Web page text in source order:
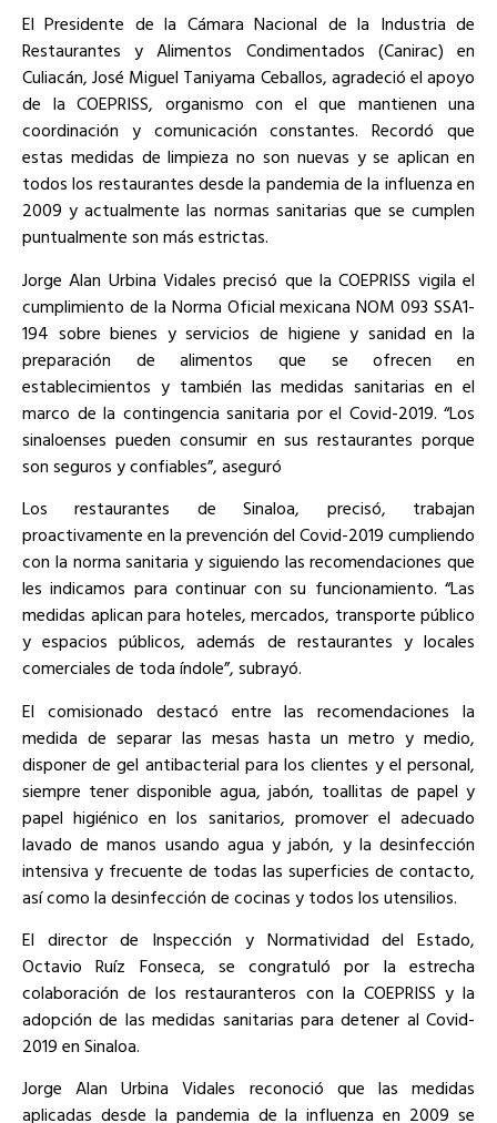
El Presidente de la Cámara Nacional de la Industria de
Restaurantes y Alimentos Condimentados (Canirac) en
Culiacán, José Miguel Taniyama Ceballos, agradeció el apoyo
de la COEPRISS, organismo con el que mantienen una
coordinación y comunicación constantes. Recordó que
estas medidas de limpieza no son nuevas y se aplican en
todos los restaurantes desde la pandemia de la influenza en
2009 y actualmente las normas sanitarias que se cumplen
puntualmente son más estrictas.
Jorge Alan Urbina Vidales precisó que la COEPRISS vigila el
cumplimiento de la Norma Oficial mexicana NOM 093 SSA1-
194 sobre bienes y servicios de higiene y sanidad en la
preparación de alimentos que se ofrecen en
establecimientos y también las medidas sanitarias en el
marco de la contingencia sanitaria por el Covid-2019. “Los
sinaloenses pueden consumir en sus restaurantes porque
son seguros y confiables”, aseguró
Los restaurantes de Sinaloa, precisó, trabajan
proactivamente en la prevención del Covid-2019 cumpliendo
con la norma sanitaria y siguiendo las recomendaciones que
les indicamos para continuar con su funcionamiento. “Las
medidas aplican para hoteles, mercados, transporte público
y espacios públicos, además de restaurantes y locales
comerciales de toda índole”, subrayó.
El comisionado destacó entre las recomendaciones la
medida de separar las mesas hasta un metro y medio,
disponer de gel antibacterial para los clientes y el personal,
siempre tener disponible agua, jabón, toallitas de papel y
papel higiénico en los sanitarios, promover el adecuado
lavado de manos usando agua y jabón, y la desinfección
intensiva y frecuente de todas las superficies de contacto,
así como la desinfección de cocinas y todos los utensilios.
El director de Inspección y Normatividad del Estado,
Octavio Ruíz Fonseca, se congratuló por la estrecha
colaboración de los restauranteros con la COEPRISS y la
adopción de las medidas sanitarias para detener al Covid-
2019 en Sinaloa.
Jorge Alan Urbina Vidales reconoció que las medidas
aplicadas desde la pandemia de la influenza en 2009 se